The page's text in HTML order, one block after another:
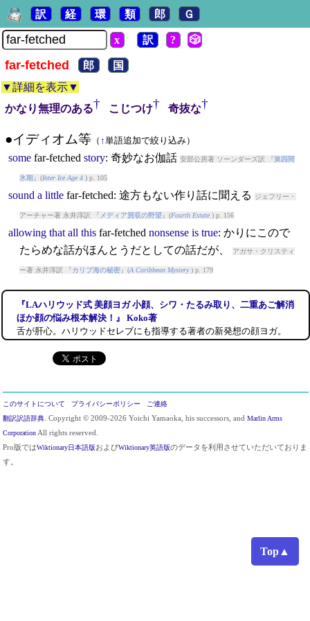
Top▲
訳 経 環 類 郎 Ｇ
x 訳 ? 🎲
far-fetched 郎
国
▼詳細を表示▼
かなり無理のある† こじつけ† 奇抜な†
●イディオム等（ ↑単語追加で絞り込み）
some far-fetched story: 奇妙なお伽話 安部公房著 ソーンダーズ訳 『第四間
氷期 』(Inter Ice Age 4) p. 105
sound a little far-fetched: 途方もない作り話に聞える ジェフリー・
アーチャー著 永井淳訳 『 メディア買収の野望 』(Fourth Estate) p. 156
allowing that all this far-fetched nonsense is true: かりにこので
たらめな話がほんとうだとしての話だが、
アガサ・クリスティ
ー著 永井淳訳 『カリブ海の秘密』(A Caribbean Mystery) p. 179
『LAハリウッド式 美顔ヨガ 小顔、シワ・たるみ取り、二重あご解消
ほか顔の悩み根本解決！』 Koko著
舌が肝心。ハリウッドセレブにも指導する著者の新発想の顔ヨガ。
このサイトについて プライバシーポリシー
ご連絡
翻訳訳語辞典. Copyright © 2009-2026 Yoichi Yamaoka, his successors, and Marlin Arms
CorporationAll rights reserved.
Pro版ではWiktionary日本語版およびWiktionary英語版のデータを利用させていただいておりま
す。